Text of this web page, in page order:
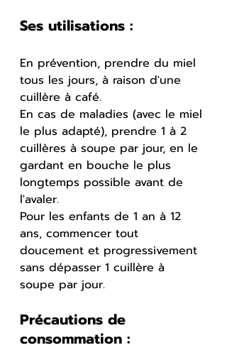
Ses utilisations :
En prévention, prendre du miel
tous les jours, à raison d'une
cuillère à café.
En cas de maladies (avec le miel
le plus adapté), prendre 1 à 2
cuillères à soupe par jour, en le
gardant en bouche le plus
longtemps possible avant de
l'avaler.
Pour les enfants de 1 an à 12
ans, commencer tout
doucement et progressivement
sans dépasser 1 cuillère à
soupe par jour.
Précautions de
consommation :